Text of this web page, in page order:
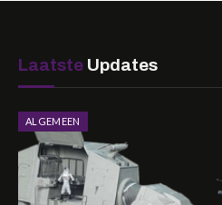
Laatste Updates
ALGEMEEN